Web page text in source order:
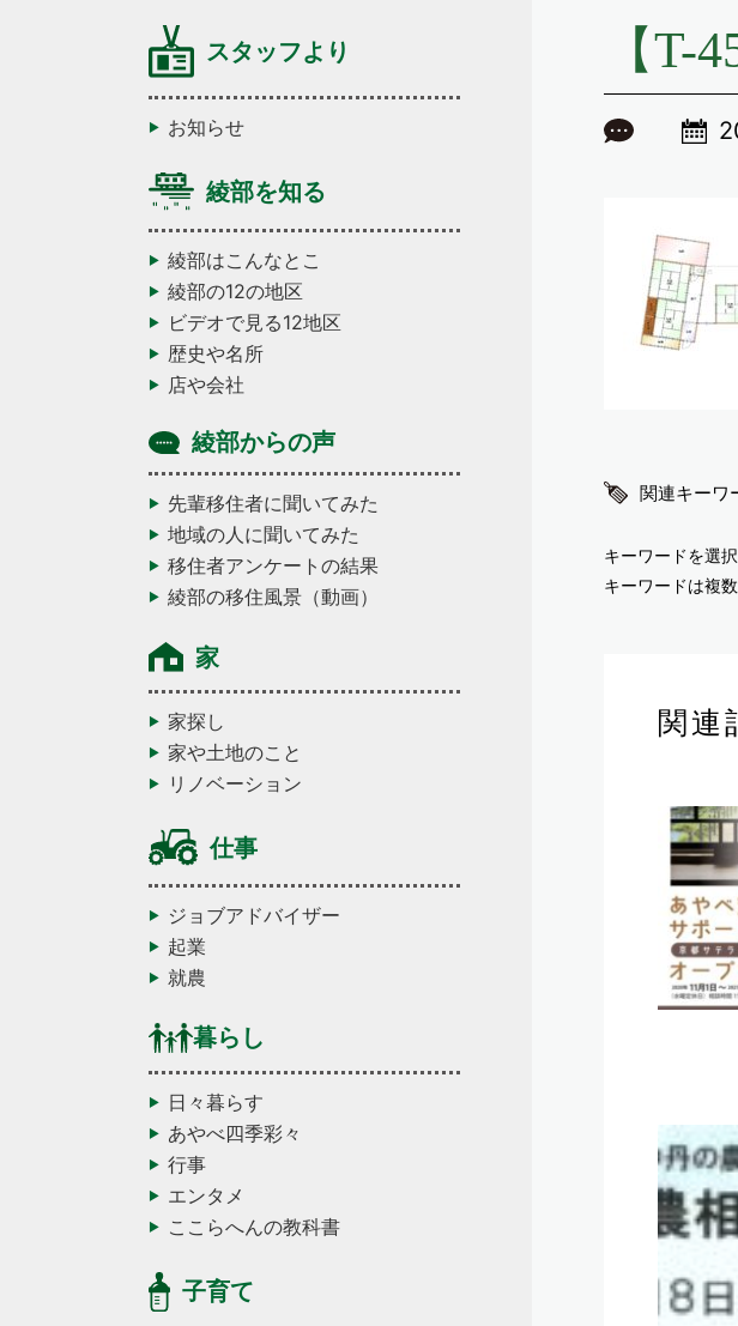
【T-
関連キーワ
キーワードを選
キーワードは複
関連
スタッフより
お知らせ
綾部を知る
綾部はこんなとこ
綾部の12の地区
ビデオで見る12地区
歴史や名所
店や会社
綾部からの声
先輩移住者に聞いてみた
地域の人に聞いてみた
移住者アンケートの結果
綾部の移住風景（動画）
家
家探し
家や土地のこと
リノベーション
仕事
ジョブアドバイザー
起業
就農
暮らし
日々暮らす
あやべ四季彩々
行事
エンタメ
ここらへんの教科書
子育て